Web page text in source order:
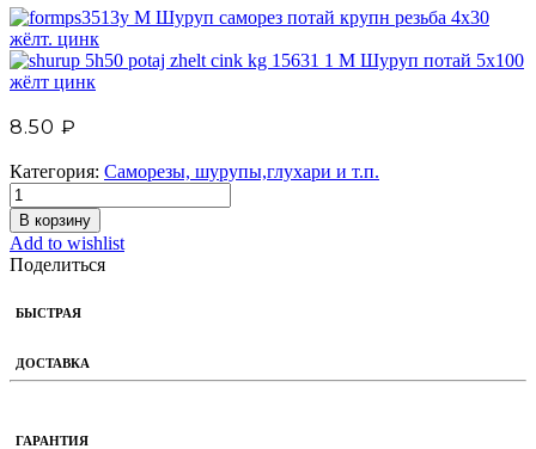
М Шуруп саморез потай крупн резьба 4х30
жёлт. цинк
М Шуруп потай 5х100
жёлт цинк
8.50 ₽
Категория: Саморезы, шурупы,глухари и т.п.
В корзину
Add to wishlist
Поделиться
БЫСТРАЯ
ДОСТАВКА
ГАРАНТИЯ